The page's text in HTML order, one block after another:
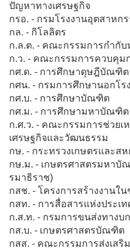
ปัญหาทางเศรษฐกิจ
กรอ. - กรมโรงงานอุตสาหก
กล. - กิโลลิตร
ก.ล.ต. - คณะกรรมการกำกั
ก.ว. - คณะกรรมการควบคุม
กศ.ด. - การศึกษาดุษฎีบัณฑิต
กศน. - กรมการศึกษานอกโร
กศ.บ. - การศึกษาบัณฑิต
กศ.ม. - การศึกษามหาบัณฑิต
ก.ศ.ว. - คณะกรรมการช่วย
เศรษฐกิจและวัฒนธรรม
กษ. - กระทรวงเกษตรและส
กษ.ม. - เกษตรศาสตรมหาบั
รมาธิราช)
กสช. - โครงการสร้างงานใ
กสท. - การสื่อสารแห่งประเท
ก.ส.ท. - กรมการขนส่งทางบก
กส.บ. - เกษตรศาสตรบัณฑิต
กสส. - คณะกรรมการส่งเส